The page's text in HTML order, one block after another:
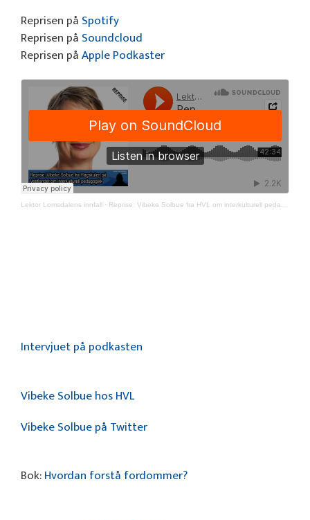
Reprisen på Spotify
Reprisen på Soundcloud
Reprisen påApple Podkaster
Lektor Lomsdalens innfall · Reprise: Vibeke Solbue fra HVL om interkulturell pedagogikk
Intervjuet på podkasten
Vibeke Solbue hos HVL
Vibeke Solbue på Twitter
Bok:Hvordan forstå fordommer?